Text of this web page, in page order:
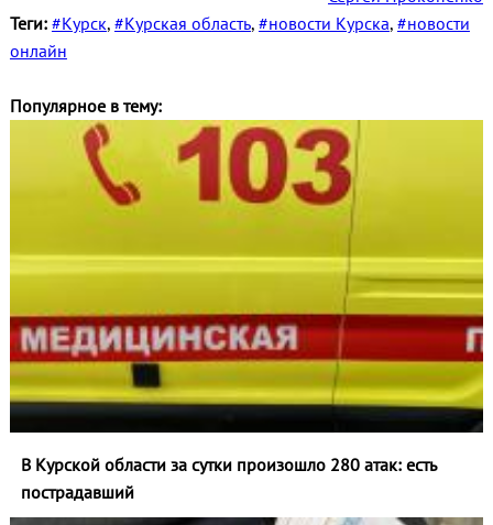
Теги: #Курск, #Курская область, #новости Курска, #новости
онлайн
Популярное в тему:
В Курской области за сутки произошло 280 атак: есть
пострадавший